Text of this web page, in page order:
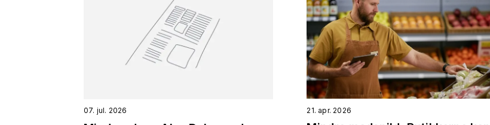
07. jul. 2026 21. apr. 2026